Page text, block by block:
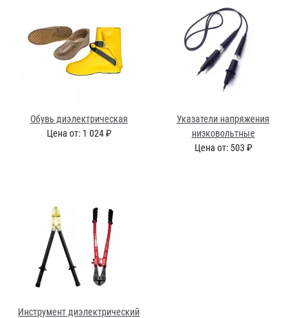
Обувь диэлектрическая
Цена от: 1 024 ₽
Указатели напряжения
низковольтные
Цена от: 503 ₽
Инструмент диэлектрический